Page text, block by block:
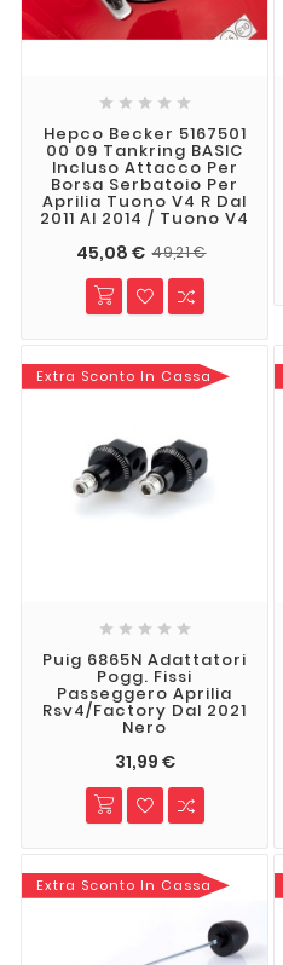
    
Hepco Becker 5167501
00 09 Tankring BASIC
Incluso Attacco Per
Borsa Serbatoio Per
Aprilia Tuono V4 R Dal
2011 Al 2014 / Tuono V4
45,08 € 49,21 €
Extra Sconto In Cassa
    
Puig 6865N Adattatori
Pogg. Fissi
Passeggero Aprilia
Rsv4/Factory Dal 2021
Nero
31,99 €
Extra Sconto In Cassa